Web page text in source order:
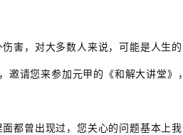
害，对大多数人来说，可能是人生
邀请您来参加元甲的《和解大讲堂
都曾出现过，您关心的问题基本上